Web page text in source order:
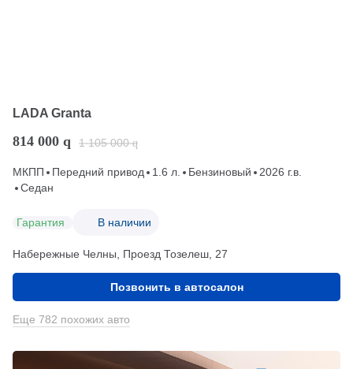
LADA Granta
814 000 q 1 105 000 q
МКПП Передний привод 1.6 л. Бензиновый
2026 г.в.
Седан
Гарантия В наличии
Набережные Челны, Проезд ​Тозелеш, 27
Позвонить в автосалон
Еще 782 похожих авто